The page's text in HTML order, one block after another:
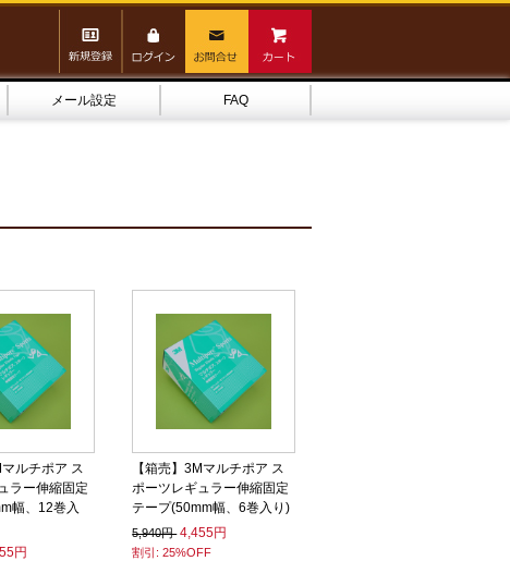
メール設定 FAQ
マルチポア ス
ラー伸縮固定
幅、12巻入
円
【箱売】3Mマルチポア ス
ポーツレギュラー伸縮固定
テープ(50mm幅、6巻入り)
5,940円 4,455円
割引: 25%OFF